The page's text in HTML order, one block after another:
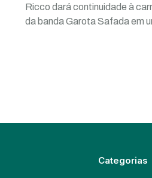
Ricco dará continuidade à
da banda Garota Safada em
Categorias